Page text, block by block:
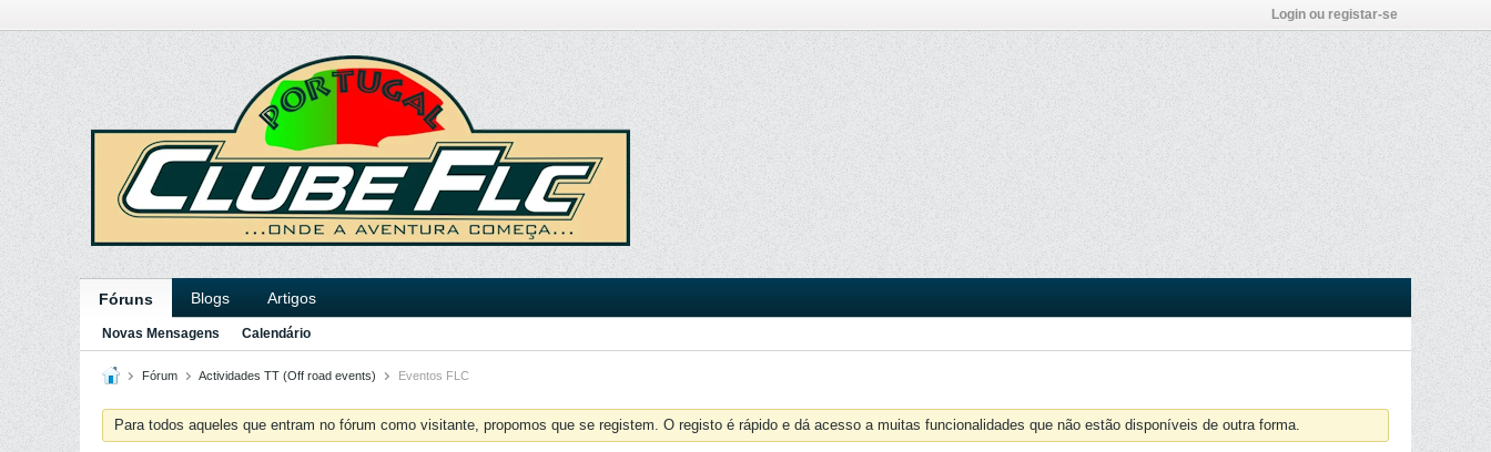
Login ou registar-se
Fóruns Blogs Artigos
Novas Mensagens Calendário
Fórum Actividades TT (Off road events) Eventos FLC
Para todos aqueles que entram no fórum como visitante, propomos que se registem. O registo é rápido e dá acesso a muitas funcionalidades que não estão disponíveis de outra forma.